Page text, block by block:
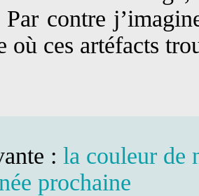
contre
où ces artéfacts
: la couleur de
prochaine